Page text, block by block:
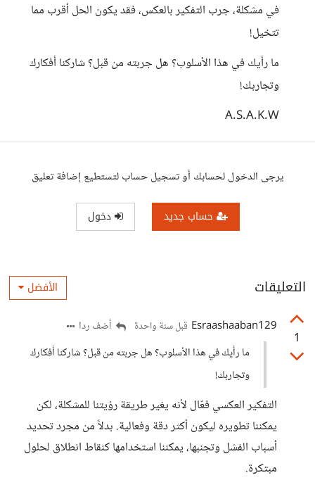
في مشكلة، جرب التفكير بالعكس، فقد يكون الحل أقرب مما
تتخيل!
ما رأيك في هذا الأسلوب؟ هل جربته من قبل؟ شاركنا أفكارك
وتجاربك!
A.S.A.K.W
يرجى الدخول لحسابك أو تسجيل حساب لتستطيع إضافة تعليق
حساب جديد دخول
التعليقات الأفضل
1
Esraashaaban129 قبل سنة واحدة
أضف ردا
ما رأيك في هذا الأسلوب؟ هل جربته من قبل؟ شاركنا أفكارك
وتجاربك!
التفكير العكسي فعّال لأنه يغير طريقة رؤيتنا للمشكلة، لكن
يمكننا تطويره ليكون أكثر دقة وفعالية. بدلاً من مجرد تحديد
أسباب الفشل وتجنبها، يمكننا استخدامها كنقاط انطلاق لحلول
مبتكرة.